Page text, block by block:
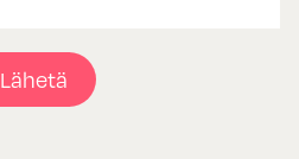
Lähetä